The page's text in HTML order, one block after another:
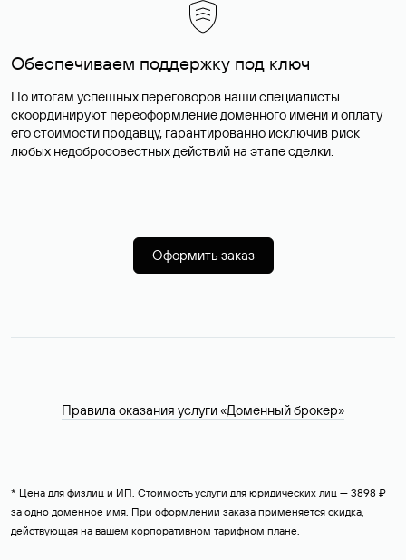
Обеспечиваем поддержку под ключ
По итогам успешных переговоров наши специалисты
скоординируют переоформление доменного имени и оплату
его стоимости продавцу, гарантированно исключив риск
любых недобросовестных действий на этапе сделки.
Оформить заказ
Правила оказания услуги «Доменный брокер»
* Цена для физлиц и ИП. Стоимость услуги для юридических лиц — 3898 ₽
за одно доменное имя. При оформлении заказа применяется скидка,
действующая на вашем корпоративном тарифном плане.